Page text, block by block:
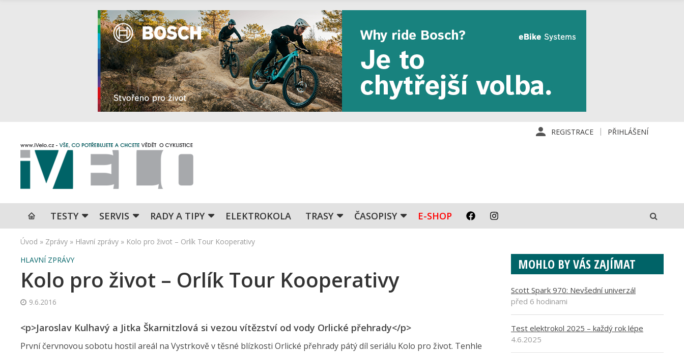
REGISTRACE PŘIHLÁŠENÍ
TESTY SERVIS RADY A TIPY ELEKTROKOLA TRASY ČASOPISY E-SHOP
Úvod » Zprávy » Hlavní zprávy » Kolo pro život – Orlík Tour Kooperativy
HLAVNÍ ZPRÁVY
Kolo pro život – Orlík Tour Kooperativy
9.6.2016
<p>Jaroslav Kulhavý a Jitka Škarnitzlová si vezou vítězství od vody Orlické přehrady</p>
První červnovou sobotu hostil areál na Vystrkově v těsné blízkosti Orlické přehrady pátý díl seriálu Kolo pro život. Tenhle
MOHLO BY VÁS ZAJÍMAT
Scott Spark 970: Nevšední univerzál
před 6 hodinami
Test elektrokol 2025 – každý rok lépe
4.6.2025